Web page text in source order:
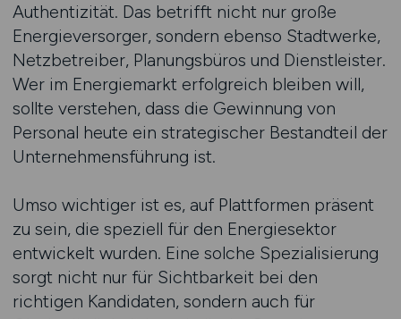
Authentizität. Das betrifft nicht nur große
Energieversorger, sondern ebenso Stadtwerke,
Netzbetreiber, Planungsbüros und Dienstleister.
Wer im Energiemarkt erfolgreich bleiben will,
sollte verstehen, dass die Gewinnung von
Personal heute ein strategischer Bestandteil der
Unternehmensführung ist.
Umso wichtiger ist es, auf Plattformen präsent
zu sein, die speziell für den Energiesektor
entwickelt wurden. Eine solche Spezialisierung
sorgt nicht nur für Sichtbarkeit bei den
richtigen Kandidaten, sondern auch für